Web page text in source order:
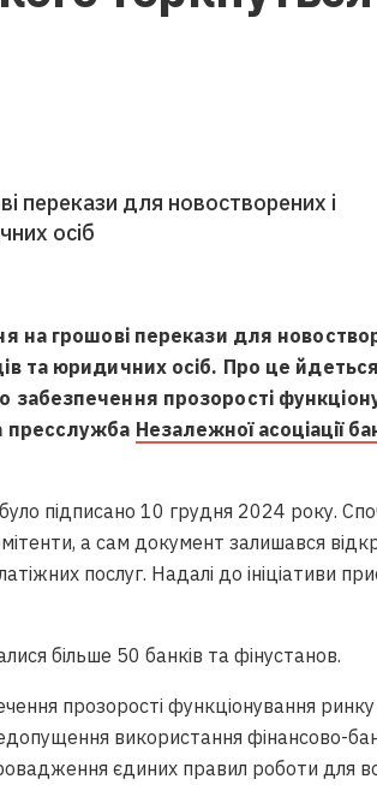
перекази для новостворених і
осіб
на грошові перекази для
та юридичних осіб. Про це
забезпечення прозорості
пресслужба Незалежної асоціації
підписано 10 грудня 2024 року.
а сам документ залишався
послуг. Надалі до ініціативи
більше 50 банків та фінустанов.
прозорості функціонування ринку
використання фінансово-
єдиних правил роботи для